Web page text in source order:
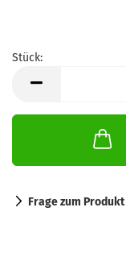
Stück:
Frage zum Produkt